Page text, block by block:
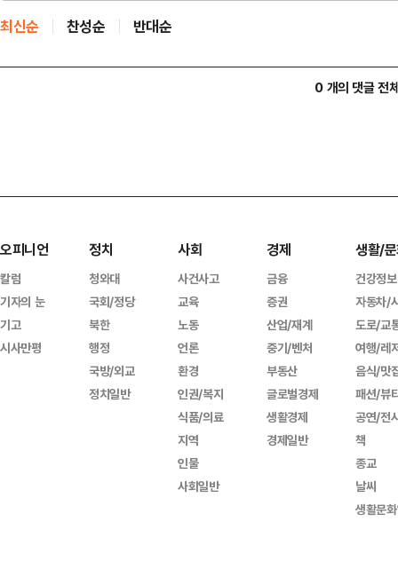
최신순 찬성순 반대순
0 개의 댓글 전
오피니언
칼럼
기자의 눈
기고
시사만평
정치
청와대
국회/정당
북한
행정
국방/외교
정치일반
사회
사건사고
교육
노동
언론
환경
인권/복지
식품/의료
지역
인물
사회일반
경제
금융
증권
산업/재계
중기/벤처
부동산
글로벌경제
생활경제
경제일반
생활/
건강정보
자동차/
도로/교
여행/레
음식/맛
패션/뷰
공연/전
책
종교
날씨
생활문